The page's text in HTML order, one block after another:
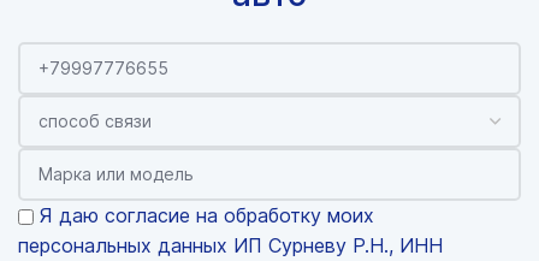
Я даю согласие на обработку моих
персональных данных ИП Сурневу Р.Н., ИНН